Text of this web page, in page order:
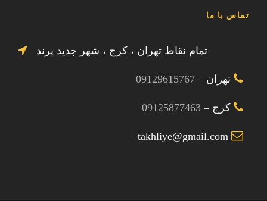
تماس با ما
تمام نقاط تهران ، کرج ، شهر جدید پرند
تهران – 09129615767
کرج – 09125877463